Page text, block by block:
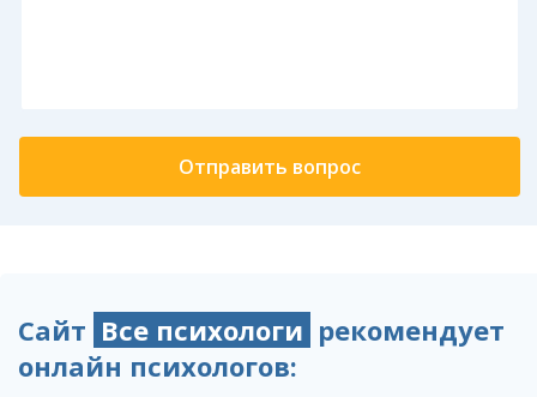
Сайт Все психологи рекомендует
онлайн психологов: